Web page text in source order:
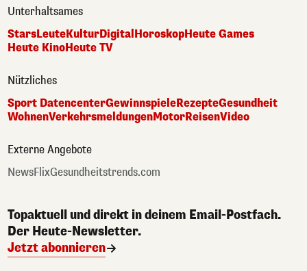
Unterhaltsames
StarsLeuteKulturDigital HoroskopHeute Games
Heute KinoHeute TV
Nützliches
Sport DatencenterGewinnspieleRezepteGesundheit
WohnenVerkehrsmeldungenMotorReisenVideo
Externe Angebote
NewsFlixGesundheitstrends.com
Topaktuell und direkt in deinem Email-Postfach.
Der Heute-Newsletter.
Jetzt abonnieren